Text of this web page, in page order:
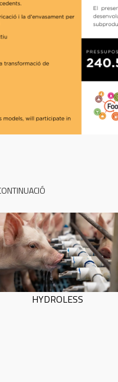
HYDROLESS